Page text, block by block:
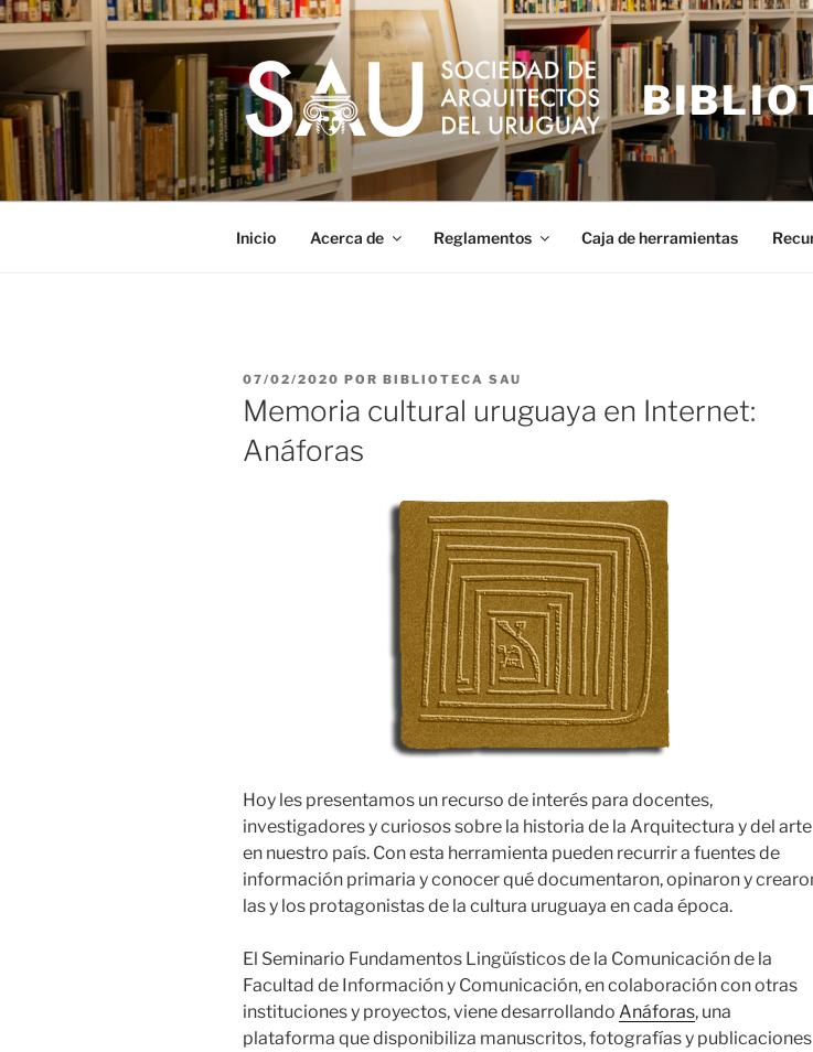
Saltar
al
contenido
Inicio Acerca de Reglamentos Caja de herramientas
PUBLICADO
EL
07/02/2020 POR BIBLIOTECA SAU
Memoria cultural uruguaya en Internet:
Anáforas
Hoy les presentamos un recurso de interés para docentes,
investigadores y curiosos sobre la historia de la Arquitectura y del arte
en nuestro país. Con esta herramienta pueden recurrir a fuentes de
información primaria y conocer qué documentaron, opinaron y
las y los protagonistas de la cultura uruguaya en cada época.
El Seminario Fundamentos Lingüísticos de la Comunicación de la
Facultad de Información y Comunicación, en colaboración con otras
instituciones y proyectos, viene desarrollando Anáforas, una
plataforma que disponibiliza manuscritos, fotografías y publicaciones